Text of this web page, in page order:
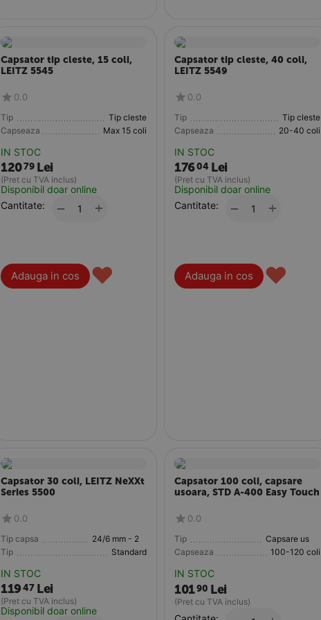
Capsator tip cleste, 15 coli,
LEITZ 5545
0.0
Tip
Tip cleste
Capseaza
Max 15 coli
IN STOC
12079 Lei
(Pret cu TVA inclus)
Disponibil doar online
Cantitate:
+
−
Adauga in cos ♥
Capsator tip cleste, 40 coli,
LEITZ 5549
0.0
Tip
Tip cleste
Capseaza
20-40 coli
IN STOC
17604 Lei
(Pret cu TVA inclus)
Disponibil doar online
Cantitate:
+
−
Adauga in cos ♥
Capsator 30 coli, LEITZ NeXXt
Series 5500
0.0
Tip capsa
24/6 mm - 26/8 mm
Tip
Standard
IN STOC
11947 Lei
(Pret cu TVA inclus)
Disponibil doar online
Capsator 100 coli, capsare
usoara, STD A-400 Easy Touch
0.0
Tip
Capsare usoara
Capseaza
100-120 coli
IN STOC
10190 Lei
(Pret cu TVA inclus)